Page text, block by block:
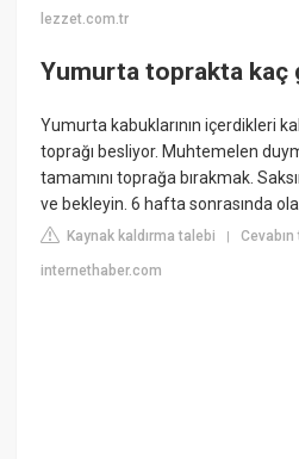
lezzet.com.tr
Yumurta toprakta kaç
Yumurta kabuklarının içerdikleri
toprağı besliyor. Muhtemelen
tamamını toprağa bırakmak.
ve bekleyin. 6 hafta sonrasında
Kaynak kaldırma talebi |
internethaber.com